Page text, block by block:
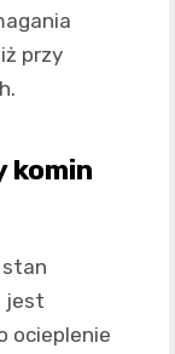
przy
komin
stan
jest
ocieplenie